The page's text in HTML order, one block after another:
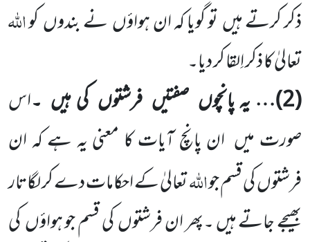
ذکر کرتے ہیںتو گویا کہ ان ہواؤںنے بندوںکواللّٰہ
تعالیٰ کا ذکر اِلقا کر دیا۔
(
2)… یہ پانچوں صفتیں فرشتوں کی ہیں ۔اس
صورت میں ان پانچ آیات کا معنی یہ ہے کہ ان
فرشتوںکی قسم جواللّٰہتعالیٰ کے احکامات دے کر لگاتار
بھیجے جاتے ہیں ۔پھر ان فرشتوںکی قسم جو ہواؤںکی